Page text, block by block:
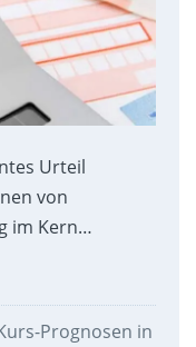
Urteil
von
im Kern…
Prognosen in